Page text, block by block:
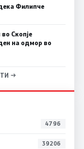
Филипче
Скопје
на одмор во
→
4796
39206